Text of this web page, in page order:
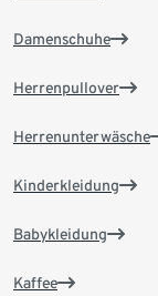
Damenschuhe
Herrenpullover
Herrenunterwäsche
Kinderkleidung
Babykleidung
Kaffee